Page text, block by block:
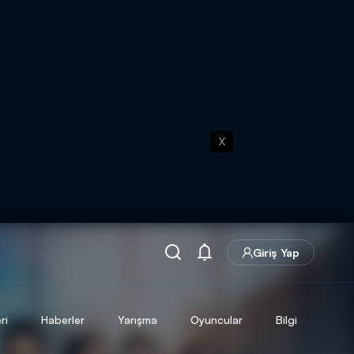
X
Giriş Yap
Haberler Yarışma Oyuncular Bilgi